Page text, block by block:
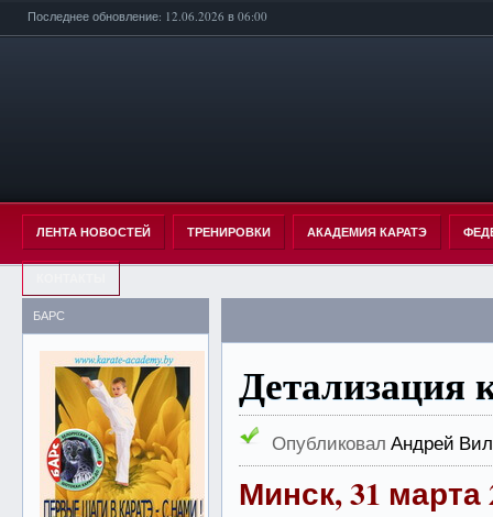
Последнее обновление: 12.06.2026 в 06:00
ЛЕНТА НОВОСТЕЙ ТРЕНИРОВКИ АКАДЕМИЯ КАРАТЭ
БАРС
Детализация
Опубликовал Андрей
Минск, 31 марта